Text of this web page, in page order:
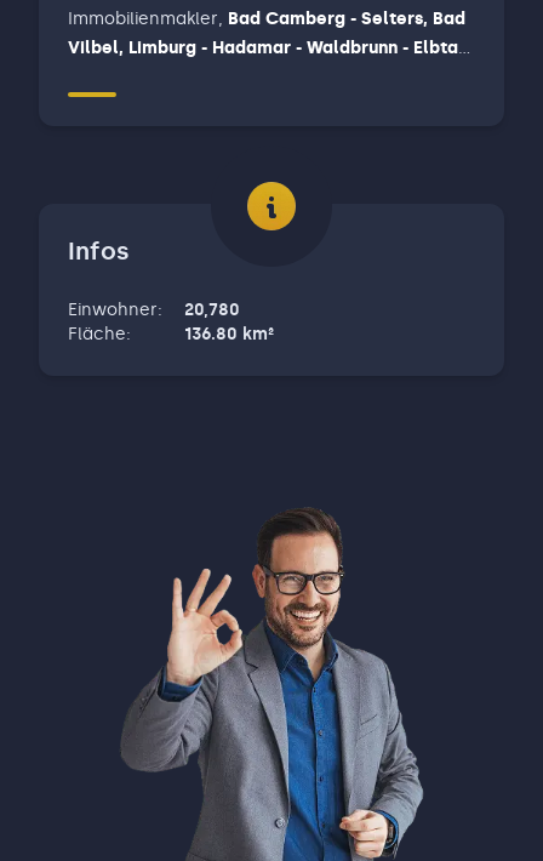
Immobilienmakler, Bad Camberg - Selters, Bad
Vilbel, Limburg - Hadamar - Waldbrunn - Elbtal,
Infos
Einwohner:
20,780
Fläche: 136.80 km²